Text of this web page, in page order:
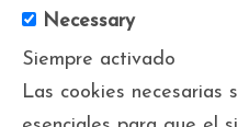
Necessary
Siempre activado
Las cookies necesarias